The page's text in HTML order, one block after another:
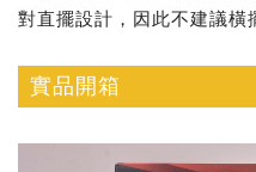
對直擺設計，因此不建議橫
實品開箱